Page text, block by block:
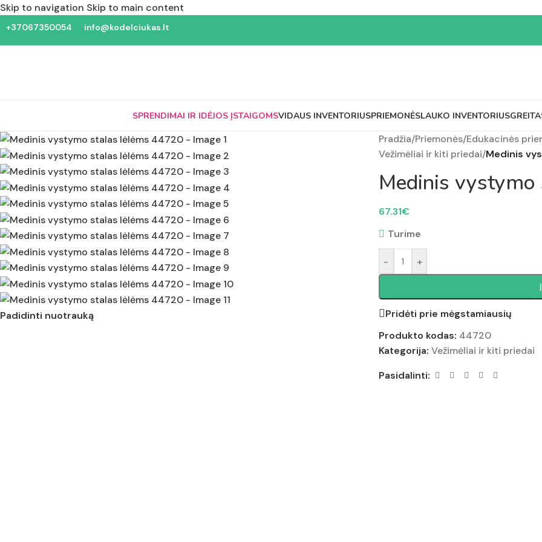
Skip to navigation Skip to main content
+37067350054 info@kodelciukas.lt
SPRENDIMAI IR IDĖJOS ĮSTAIGOMSVIDAUS INVENTORIUSPRIEMONĖSLAUKO INVENTORIUS
Padidinti nuotrauką
Pradžia/Priemonės/Edukacinės
Vežimėliai ir kiti priedai/Medinis
Medinis
67.31€
Turime
- +
Pridėti prie mėgstamiausių
Produkto kodas: 44720
Kategorija: Vežimėliai ir kiti priedai
Pasidalinti: